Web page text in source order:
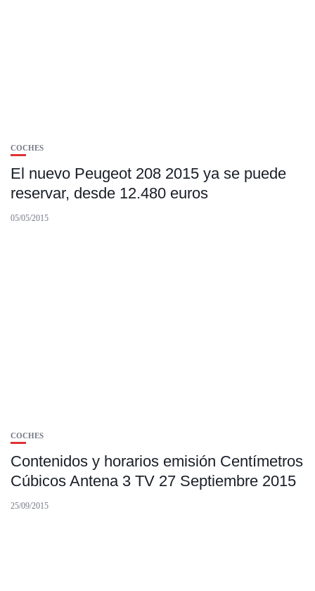
COCHES
El nuevo Peugeot 208 2015 ya se puede
reservar, desde 12.480 euros
05/05/2015
COCHES
Contenidos y horarios emisión Centímetros
Cúbicos Antena 3 TV 27 Septiembre 2015
25/09/2015